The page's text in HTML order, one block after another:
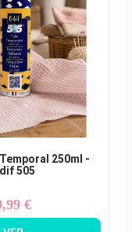
250ml -
505
Precio
€